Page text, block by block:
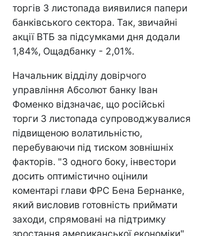
торгів 3 листопада виявилися папери
банківського сектора. Так, звичайні
акції ВТБ за підсумками дня додали
1,84%, Ощадбанку - 2,01%.
Начальник відділу довірчого
управління Абсолют банку Іван
Фоменко відзначає, що російські
торги 3 листопада супроводжувалися
підвищеною волатильністю,
перебуваючи під тиском зовнішніх
факторів. "З одного боку, інвестори
досить оптимістично оцінили
коментарі глави ФРС Бена Бернанке,
який висловив готовність приймати
заходи, спрямовані на підтримку